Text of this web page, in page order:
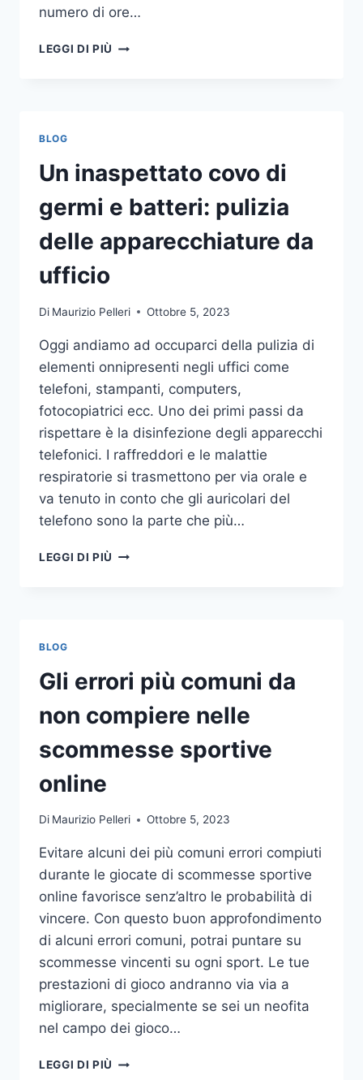
numero di ore…
LEGGI DI PIÙ COME
BLOG
Un inaspettato covo di
germi e batteri: pulizia
delle apparecchiature da
ufficio
Di Maurizio Pelleri Ottobre 5, 2023
Oggi andiamo ad occuparci della pulizia di
elementi onnipresenti negli uffici come
telefoni, stampanti, computers,
fotocopiatrici ecc. Uno dei primi passi da
rispettare è la disinfezione degli apparecchi
telefonici. I raffreddori e le malattie
respiratorie si trasmettono per via orale e
va tenuto in conto che gli auricolari del
telefono sono la parte che più…
LEGGI DI PIÙ UN
PULIZIA
DELLE
APPARECCHIATURE
DA
BLOG
Gli errori più comuni da
non compiere nelle
scommesse sportive
online
Di Maurizio Pelleri Ottobre 5, 2023
Evitare alcuni dei più comuni errori compiuti
durante le giocate di scommesse sportive
online favorisce senz’altro le probabilità di
vincere. Con questo buon approfondimento
di alcuni errori comuni, potrai puntare su
scommesse vincenti su ogni sport. Le tue
prestazioni di gioco andranno via via a
migliorare, specialmente se sei un neofita
nel campo dei gioco…
LEGGI DI PIÙ GLI